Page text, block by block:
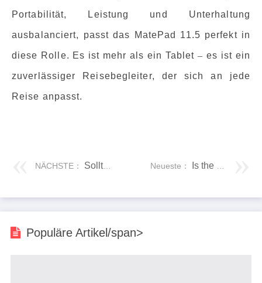
Portabilität, Leistung und Unterhaltung
ausbalanciert, passt das MatePad 11.5 perfekt in
diese Rolle. Es ist mehr als ein Tablet– es ist ein
zuverlässiger Reisebegleiter, der sich an jede
Reise anpasst.
Neueste： Is the HUAWEI Band 10 Worth the Upgrade from Band 9?
NÄCHSTE： Sollten alle Eltern eine Smartwatch für Kinder kaufen?
Populäre Artikel/span>